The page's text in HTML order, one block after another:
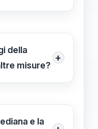
mediana in
come la
per fornire un
della
misure?
+
mediana
e e la